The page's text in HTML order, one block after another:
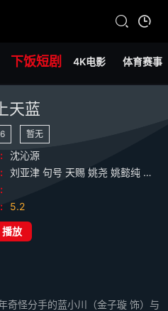
下饭短剧 4K电影 体育赛事
天蓝
暂无
沈沁源
刘亚津 句号 天赐 姚尧 姚懿纯 扣卫
5.2
播放
奇怪分手的蓝小川（金子璇 饰）与